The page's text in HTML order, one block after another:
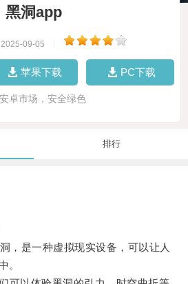
黑洞app
09-05
苹果下载 PC下载
安卓市场，安全绿色
排行
是一种虚拟现实设备，可以让人
。